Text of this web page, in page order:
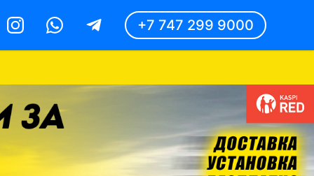
InstagramWhatsappTelegram +7 747 299 9000